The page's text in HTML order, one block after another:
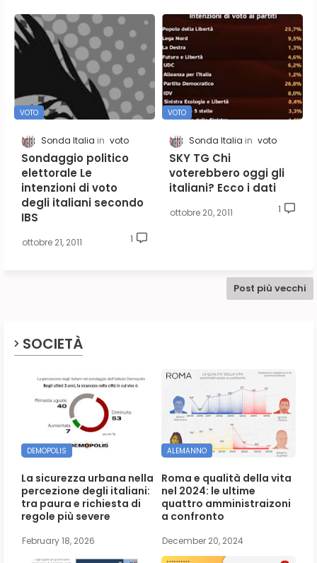
VOTO
Sonda Italia voto
Sondaggio politico
elettorale Le
intenzioni di voto
degli italiani secondo
IBS
ottobre 21, 2011 1
VOTO
Sonda Italia voto
SKY TG Chi
voterebbero oggi gli
italiani? Ecco i dati
ottobre 20, 2011 1
Post più vecchi
SOCIETÀ
DEMOPOLIS
La sicurezza urbana nella
percezione degli italiani:
tra paura e richiesta di
regole più severe
February 18, 2026
ALEMANNO
Roma e qualità della vita
nel 2024: le ultime
quattro amministraizoni
a confronto
December 20, 2024